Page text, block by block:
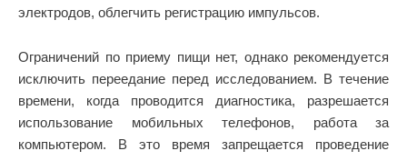
электродов, облегчить регистрацию импульсов.
Ограничений по приему пищи нет, однако рекомендуется
исключить переедание перед исследованием. В течение
времени, когда проводится диагностика, разрешается
использование мобильных телефонов, работа за
компьютером. В это время запрещается проведение